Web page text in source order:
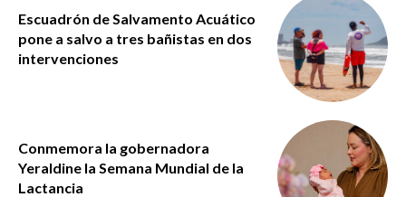
Escuadrón de Salvamento Acuático
pone a salvo a tres bañistas en dos
intervenciones
Conmemora la gobernadora
Yeraldine la Semana Mundial de la
Lactancia